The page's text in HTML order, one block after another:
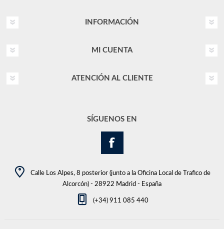
INFORMACIÓN
MI CUENTA
ATENCIÓN AL CLIENTE
SÍGUENOS EN
Calle Los Alpes, 8 posterior (junto a la Oficina Local de Trafico de
Alcorcón) - 28922 Madrid - España
(+34) 911 085 440